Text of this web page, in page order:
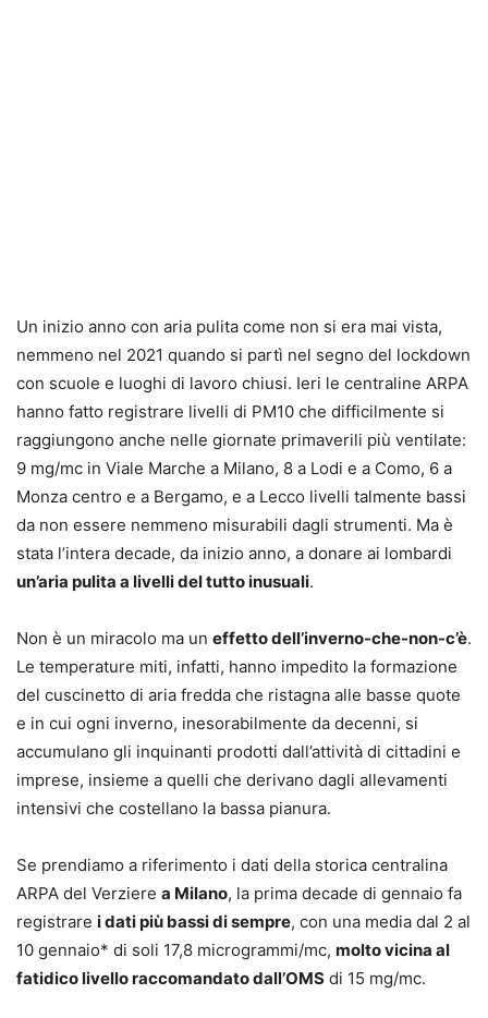
Un inizio anno con aria pulita come non si era mai vista,
nemmeno nel 2021 quando si partì nel segno del lockdown
con scuole e luoghi di lavoro chiusi. Ieri le centraline ARPA
hanno fatto registrare livelli di PM10 che difficilmente si
raggiungono anche nelle giornate primaverili più ventilate:
9 mg/mc in Viale Marche a Milano, 8 a Lodi e a Como, 6 a
Monza centro e a Bergamo, e a Lecco livelli talmente bassi
da non essere nemmeno misurabili dagli strumenti. Ma è
stata l’intera decade, da inizio anno, a donare ai lombardi
un’aria pulita a livelli del tutto inusuali.
Non è un miracolo ma un effetto dell’inverno-che-non-c’è.
Le temperature miti, infatti, hanno impedito la formazione
del cuscinetto di aria fredda che ristagna alle basse quote
e in cui ogni inverno, inesorabilmente da decenni, si
accumulano gli inquinanti prodotti dall’attività di cittadini e
imprese, insieme a quelli che derivano dagli allevamenti
intensivi che costellano la bassa pianura.
Se prendiamo a riferimento i dati della storica centralina
ARPA del Verziere a Milano, la prima decade di gennaio fa
registrare i dati più bassi di sempre, con una media dal 2 al
10 gennaio* di soli 17,8 microgrammi/mc, molto vicina al
fatidico livello raccomandato dall’OMS di 15 mg/mc.